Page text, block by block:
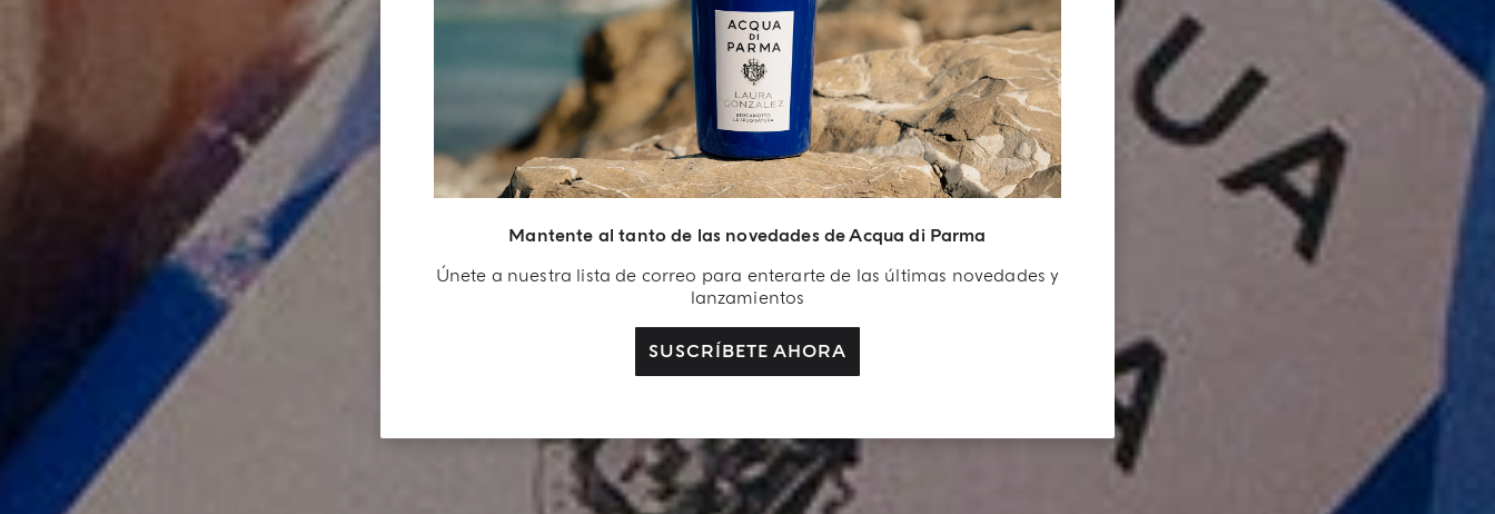
Mantente al tanto de las novedades de Acqua di Parma
Únete a nuestra lista de correo para enterarte de las últimas novedades y
lanzamientos
SUSCRÍBETE AHORA